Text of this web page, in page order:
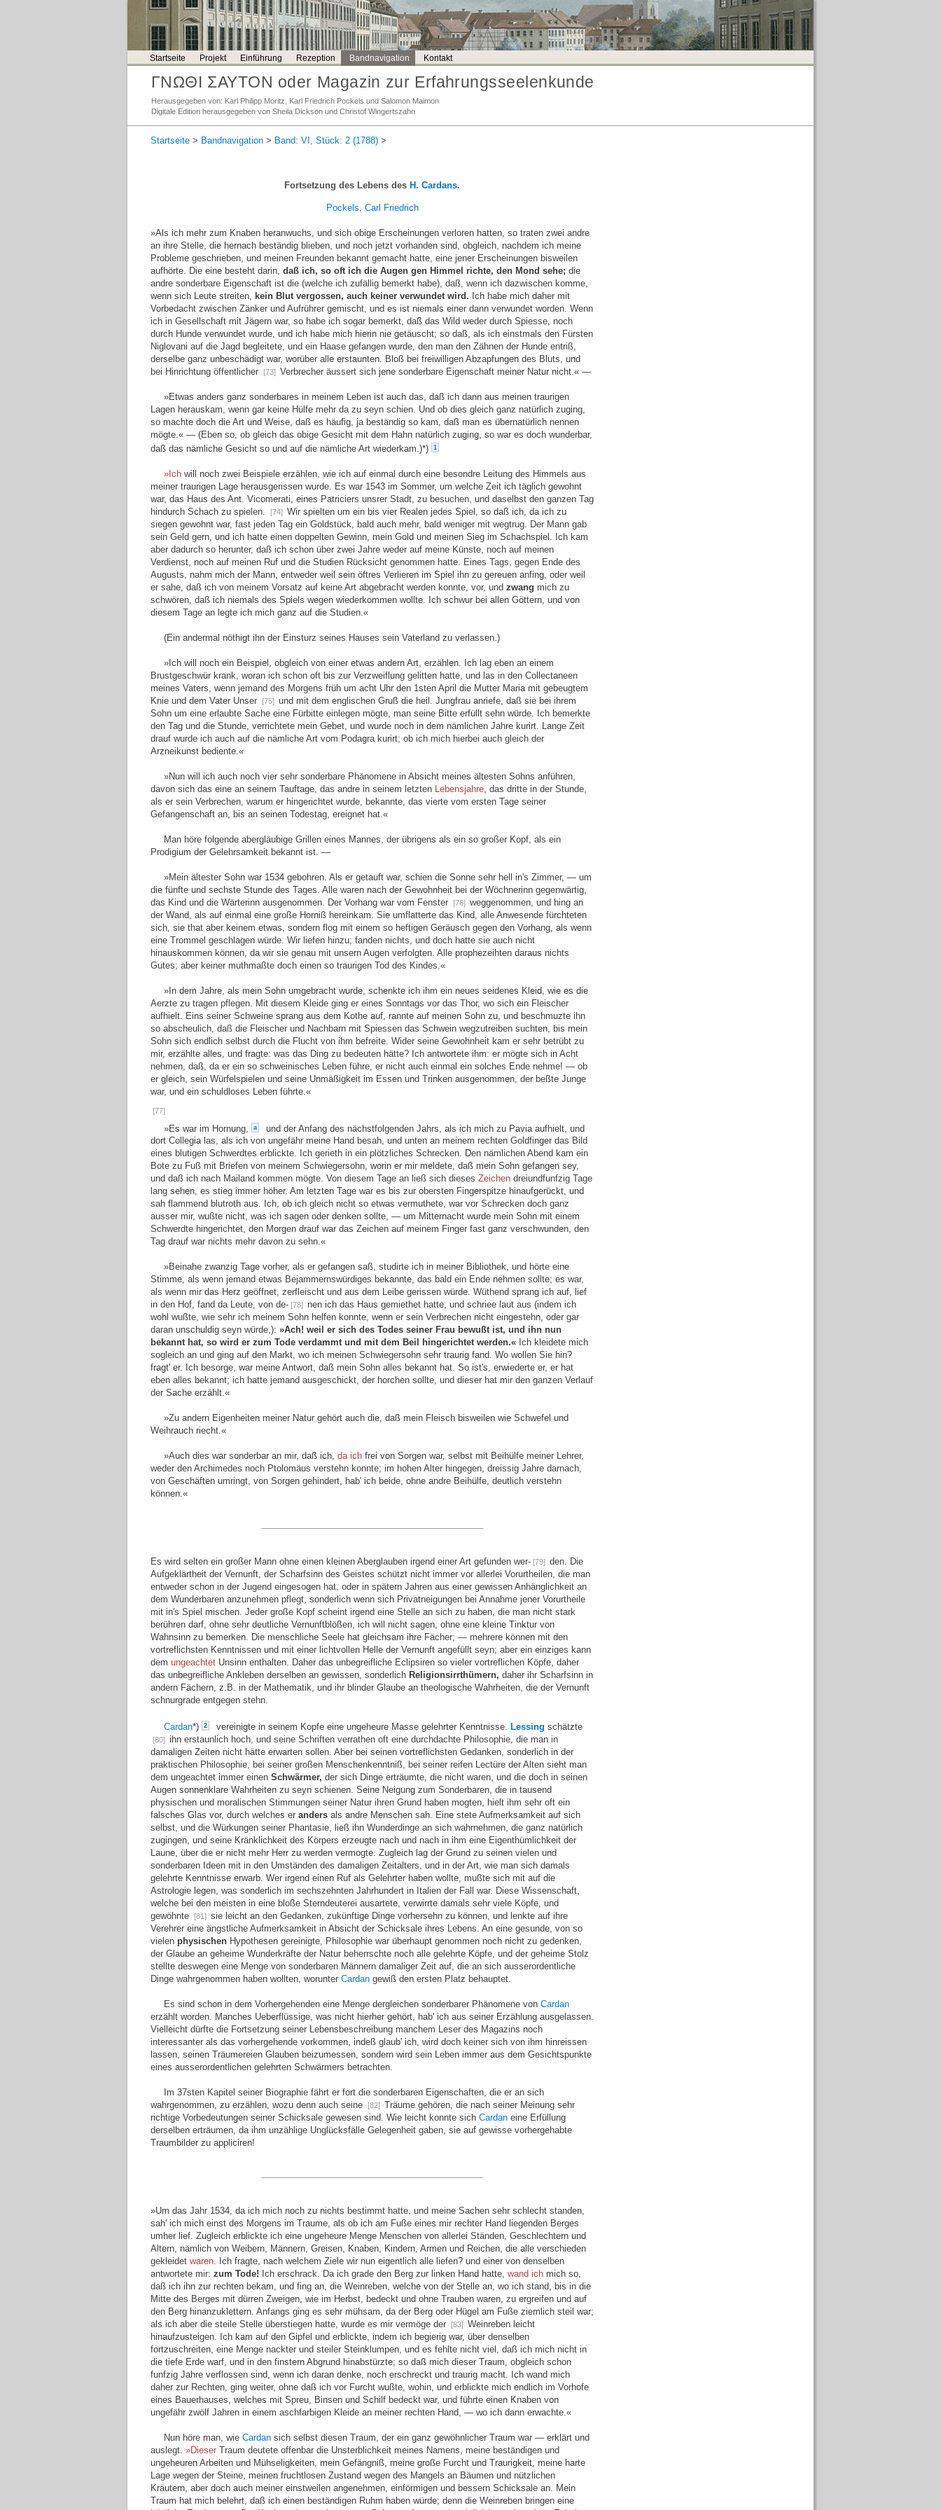
Startseite Projekt Einführung Rezeption Bandnavigation Kontakt
ΓΝΩΘΙ ΣΑΥΤΟΝ oder Magazin zur Erfahrungsseelenkunde
Herausgegeben von: Karl Philipp Moritz, Karl Friedrich Pockels und Salomon Maimon
Digitale Edition herausgegeben von Sheila Dickson und Christof Wingertszahn
Startseite > Bandnavigation > Band: VI, Stück: 2 (1788) >
Fortsetzung des Lebens des H. Cardans.
Pockels, Carl Friedrich
»Als ich mehr zum Knaben heranwuchs, und sich obige Erscheinungen verloren hatten, so traten zwei andre
an ihre Stelle, die hernach beständig blieben, und noch jetzt vorhanden sind, obgleich, nachdem ich meine
Probleme geschrieben, und meinen Freunden bekannt gemacht hatte, eine jener Erscheinungen bisweilen
aufhörte. Die eine besteht darin, daß ich, so oft ich die Augen gen Himmel richte, den Mond sehe; die
andre sonderbare Eigenschaft ist die (welche ich zufällig bemerkt habe), daß, wenn ich dazwischen komme,
wenn sich Leute streiten, kein Blut vergossen, auch keiner verwundet wird. Ich habe mich daher mit
Vorbedacht zwischen Zänker und Aufrührer gemischt, und es ist niemals einer dann verwundet worden. Wenn
ich in Gesellschaft mit Jägern war, so habe ich sogar bemerkt, daß das Wild weder durch Spiesse, noch
durch Hunde verwundet wurde, und ich habe mich hierin nie getäuscht; so daß, als ich einstmals den Fürsten
Niglovani auf die Jagd begleitete, und ein Haase gefangen wurde, den man den Zähnen der Hunde entriß,
derselbe ganz unbeschädigt war, worüber alle erstaunten. Bloß bei freiwilligen Abzapfungen des Bluts, und
bei Hinrichtung öffentlicher
[73] Verbrecher äussert sich jene sonderbare Eigenschaft meiner Natur nicht.« —
»Etwas anders ganz sonderbares in meinem Leben ist auch das, daß ich dann aus meinen traurigen
Lagen herauskam, wenn gar keine Hülfe mehr da zu seyn schien. Und ob dies gleich ganz natürlich zuging,
so machte doch die Art und Weise, daß es häufig, ja beständig so kam, daß man es übernatürlich nennen
mögte.« — (Eben so, ob gleich das obige Gesicht mit dem Hahn natürlich zuging, so war es doch wunderbar,
daß das nämliche Gesicht so und auf die nämliche Art wiederkam.)*)
1
»Ich will noch zwei Beispiele erzählen, wie ich auf einmal durch eine besondre Leitung des Himmels aus
meiner traurigen Lage herausgerissen wurde. Es war 1543 im Sommer, um welche Zeit ich täglich gewohnt
war, das Haus des Ant. Vicomerati, eines Patriciers unsrer Stadt, zu besuchen, und daselbst den ganzen Tag
hindurch Schach zu spielen.
[74] Wir spielten um ein bis vier Realen jedes Spiel, so daß ich, da ich zu
siegen gewohnt war, fast jeden Tag ein Goldstück, bald auch mehr, bald weniger mit wegtrug. Der Mann gab
sein Geld gern, und ich hatte einen doppelten Gewinn, mein Gold und meinen Sieg im Schachspiel. Ich kam
aber dadurch so herunter, daß ich schon über zwei Jahre weder auf meine Künste, noch auf meinen
Verdienst, noch auf meinen Ruf und die Studien Rücksicht genommen hatte. Eines Tags, gegen Ende des
Augusts, nahm mich der Mann, entweder weil sein öftres Verlieren im Spiel ihn zu gereuen anfing, oder weil
er sahe, daß ich von meinem Vorsatz auf keine Art abgebracht werden konnte, vor, und zwang mich zu
schwören, daß ich niemals des Spiels wegen wiederkommen wollte. Ich schwur bei allen Göttern, und von
diesem Tage an legte ich mich ganz auf die Studien.«
(Ein andermal nöthigt ihn der Einsturz seines Hauses sein Vaterland zu verlassen.)
»Ich will noch ein Beispiel, obgleich von einer etwas andern Art, erzählen. Ich lag eben an einem
Brustgeschwür krank, woran ich schon oft bis zur Verzweiflung gelitten hatte, und las in den Collectaneen
meines Vaters, wenn jemand des Morgens früh um acht Uhr den 1sten April die Mutter Maria mit gebeugtem
Knie und dem Vater Unser
[75] und mit dem englischen Gruß die heil. Jungfrau anriefe, daß sie bei ihrem
Sohn um eine erlaubte Sache eine Fürbitte einlegen mögte, man seine Bitte erfüllt sehn würde. Ich bemerkte
den Tag und die Stunde, verrichtete mein Gebet, und wurde noch in dem nämlichen Jahre kurirt. Lange Zeit
drauf wurde ich auch auf die nämliche Art vom Podagra kurirt; ob ich mich hierbei auch gleich der
Arzneikunst bediente.«
»Nun will ich auch noch vier sehr sonderbare Phänomene in Absicht meines ältesten Sohns anführen,
davon sich das eine an seinem Tauftage, das andre in seinem letzten Lebensjahre , das dritte in der Stunde,
als er sein Verbrechen, warum er hingerichtet wurde, bekannte, das vierte vom ersten Tage seiner
Gefangenschaft an, bis an seinen Todestag, ereignet hat.«
Man höre folgende abergläubige Grillen eines Mannes, der übrigens als ein so großer Kopf, als ein
Prodigium der Gelehrsamkeit bekannt ist. —
»Mein ältester Sohn war 1534 gebohren. Als er getauft war, schien die Sonne sehr hell in's Zimmer, — um
die fünfte und sechste Stunde des Tages. Alle waren nach der Gewohnheit bei der Wöchnerinn gegenwärtig,
das Kind und die Wärterinn ausgenommen. Der Vorhang war vom Fenster
[76] weggenommen, und hing an
der Wand, als auf einmal eine große Horniß hereinkam. Sie umflatterte das Kind, alle Anwesende fürchteten
sich, sie that aber keinem etwas, sondern flog mit einem so heftigen Geräusch gegen den Vorhang, als wenn
eine Trommel geschlagen würde. Wir liefen hinzu; fanden nichts, und doch hatte sie auch nicht
hinauskommen können, da wir sie genau mit unsern Augen verfolgten. Alle prophezeihten daraus nichts
Gutes; aber keiner muthmaßte doch einen so traurigen Tod des Kindes.«
»In dem Jahre, als mein Sohn umgebracht wurde, schenkte ich ihm ein neues seidenes Kleid, wie es die
Aerzte zu tragen pflegen. Mit diesem Kleide ging er eines Sonntags vor das Thor, wo sich ein Fleischer
aufhielt. Eins seiner Schweine sprang aus dem Kothe auf, rannte auf meinen Sohn zu, und beschmuzte ihn
so abscheulich, daß die Fleischer und Nachbarn mit Spiessen das Schwein wegzutreiben suchten, bis mein
Sohn sich endlich selbst durch die Flucht von ihm befreite. Wider seine Gewohnheit kam er sehr betrübt zu
mir, erzählte alles, und fragte: was das Ding zu bedeuten hätte? Ich antwortete ihm: er mögte sich in Acht
nehmen, daß, da er ein so schweinisches Leben führe, er nicht auch einmal ein solches Ende nehme! — ob
er gleich, sein Würfelspielen und seine Unmäßigkeit im Essen und Trinken ausgenommen, der beßte Junge
war, und ein schuldloses Leben führte.«
[77]
»Es war im Hornung, a
und der Anfang des nächstfolgenden Jahrs, als ich mich zu Pavia aufhielt, und
dort Collegia las, als ich von ungefähr meine Hand besah, und unten an meinem rechten Goldfinger das Bild
eines blutigen Schwerdtes erblickte. Ich gerieth in ein plötzliches Schrecken. Den nämlichen Abend kam ein
Bote zu Fuß mit Briefen von meinem Schwiegersohn, worin er mir meldete, daß mein Sohn gefangen sey,
und daß ich nach Mailand kommen mögte. Von diesem Tage an ließ sich dieses Zeichen dreiundfunfzig Tage
lang sehen, es stieg immer höher. Am letzten Tage war es bis zur obersten Fingerspitze hinaufgerückt, und
sah flammend blutroth aus. Ich, ob ich gleich nicht so etwas vermuthete, war vor Schrecken doch ganz
ausser mir, wußte nicht, was ich sagen oder denken sollte, — um Mitternacht wurde mein Sohn mit einem
Schwerdte hingerichtet, den Morgen drauf war das Zeichen auf meinem Finger fast ganz verschwunden, den
Tag drauf war nichts mehr davon zu sehn.«
»Beinahe zwanzig Tage vorher, als er gefangen saß, studirte ich in meiner Bibliothek, und hörte eine
Stimme, als wenn jemand etwas Bejammernswürdiges bekannte, das bald ein Ende nehmen sollte; es war,
als wenn mir das Herz geöffnet, zerfleischt und aus dem Leibe gerissen würde. Wüthend sprang ich auf, lief
in den Hof, fand da Leute, von de- [78]
nen ich das Haus gemiethet hatte, und schriee laut aus (indem ich
wohl wußte, wie sehr ich meinem Sohn helfen konnte, wenn er sein Verbrechen nicht eingestehn, oder gar
daran unschuldig seyn würde,): »Ach! weil er sich des Todes seiner Frau bewußt ist, und ihn nun
bekannt hat, so wird er zum Tode verdammt und mit dem Beil hingerichtet werden.« Ich kleidete mich
sogleich an und ging auf den Markt, wo ich meinen Schwiegersohn sehr traurig fand. Wo wollen Sie hin?
fragt' er. Ich besorge, war meine Antwort, daß mein Sohn alles bekannt hat. So ist's, erwiederte er, er hat
eben alles bekannt; ich hatte jemand ausgeschickt, der horchen sollte, und dieser hat mir den ganzen Verlauf
der Sache erzählt.«
»Zu andern Eigenheiten meiner Natur gehört auch die, daß mein Fleisch bisweilen wie Schwefel und
Weihrauch riecht.«
»Auch dies war sonderbar an mir, daß ich,da ich frei von Sorgen war, selbst mit Beihülfe meiner Lehrer,
weder den Archimedes noch Ptolomäus verstehn konnte; im hohen Alter hingegen, dreissig Jahre darnach,
von Geschäften umringt, von Sorgen gehindert, hab' ich beide, ohne andre Beihülfe, deutlich verstehn
können.«
Es wird selten ein großer Mann ohne einen kleinen Aberglauben irgend einer Art gefunden wer- [79] den. Die
Aufgeklärtheit der Vernunft, der Scharfsinn des Geistes schützt nicht immer vor allerlei Vorurtheilen, die man
entweder schon in der Jugend eingesogen hat, oder in spätern Jahren aus einer gewissen Anhänglichkeit an
dem Wunderbaren anzunehmen pflegt, sonderlich wenn sich Privatneigungen bei Annahme jener Vorurtheile
mit in's Spiel mischen. Jeder große Kopf scheint irgend eine Stelle an sich zu haben, die man nicht stark
berühren darf, ohne sehr deutliche Vernunftblößen, ich will nicht sagen, ohne eine kleine Tinktur von
Wahnsinn zu bemerken. Die menschliche Seele hat gleichsam ihre Fächer; — mehrere können mit den
vortreflichsten Kenntnissen und mit einer lichtvollen Helle der Vernunft angefüllt seyn; aber ein einziges kann
dem ungeachtet Unsinn enthalten. Daher das unbegreifliche Eclipsiren so vieler vortreflichen Köpfe, daher
das unbegreifliche Ankleben derselben an gewissen, sonderlich Religionsirrthümern, daher ihr Scharfsinn in
andern Fächern, z.B. in der Mathematik, und ihr blinder Glaube an theologische Wahrheiten, die der Vernunft
schnurgrade entgegen stehn.
Cardan*) 2 vereinigte in seinem Kopfe eine ungeheure Masse gelehrter Kenntnisse. Lessing schätzte
[80] ihn erstaunlich hoch, und seine Schriften verrathen oft eine durchdachte Philosophie, die man in
damaligen Zeiten nicht hätte erwarten sollen. Aber bei seinen vortreflichsten Gedanken, sonderlich in der
praktischen Philosophie, bei seiner großen Menschenkenntniß, bei seiner reifen Lectüre der Alten sieht man
dem ungeachtet immer einen Schwärmer, der sich Dinge erträumte, die nicht waren, und die doch in seinen
Augen sonnenklare Wahrheiten zu seyn schienen. Seine Neigung zum Sonderbaren, die in tausend
physischen und moralischen Stimmungen seiner Natur ihren Grund haben mogten, hielt ihm sehr oft ein
falsches Glas vor, durch welches er anders als andre Menschen sah. Eine stete Aufmerksamkeit auf sich
selbst, und die Würkungen seiner Phantasie, ließ ihn Wunderdinge an sich wahrnehmen, die ganz natürlich
zugingen, und seine Kränklichkeit des Körpers erzeugte nach und nach in ihm eine Eigenthümlichkeit der
Laune, über die er nicht mehr Herr zu werden vermogte. Zugleich lag der Grund zu seinen vielen und
sonderbaren Ideen mit in den Umständen des damaligen Zeitalters, und in der Art, wie man sich damals
gelehrte Kenntnisse erwarb. Wer irgend einen Ruf als Gelehrter haben wollte, mußte sich mit auf die
Astrologie legen, was sonderlich im sechszehnten Jahrhundert in Italien der Fall war. Diese Wissenschaft,
welche bei den meisten in eine bloße Sterndeuterei ausartete, verwirrte damals sehr viele Köpfe, und
gewöhnte
[81] sie leicht an den Gedanken, zukünftige Dinge vorhersehn zu können, und lenkte auf ihre
Verehrer eine ängstliche Aufmerksamkeit in Absicht der Schicksale ihres Lebens. An eine gesunde, von so
vielen physischen Hypothesen gereinigte, Philosophie war überhaupt genommen noch nicht zu gedenken,
der Glaube an geheime Wunderkräfte der Natur beherrschte noch alle gelehrte Köpfe, und der geheime Stolz
stellte deswegen eine Menge von sonderbaren Männern damaliger Zeit auf, die an sich ausserordentliche
Dinge wahrgenommen haben wollten, worunter Cardan gewiß den ersten Platz behauptet.
Es sind schon in dem Vorhergehenden eine Menge dergleichen sonderbarer Phänomene vonCardan
erzählt worden. Manches Ueberflüssige, was nicht hierher gehört, hab' ich aus seiner Erzählung ausgelassen.
Vielleicht dürfte die Fortsetzung seiner Lebensbeschreibung manchem Leser des Magazins noch
interessanter als das vorhergehende vorkommen, indeß glaub' ich, wird doch keiner sich von ihm hinreissen
lassen, seinen Träumereien Glauben beizumessen, sondern wird sein Leben immer aus dem Gesichtspunkte
eines ausserordentlichen gelehrten Schwärmers betrachten.
Im 37sten Kapitel seiner Biographie fährt er fort die sonderbaren Eigenschaften, die er an sich
wahrgenommen, zu erzählen, wozu denn auch seine
[82] Träume gehören, die nach seiner Meinung sehr
richtige Vorbedeutungen seiner Schicksale gewesen sind. Wie leicht konnte sich Cardan eine Erfüllung
derselben erträumen, da ihm unzählige Unglücksfälle Gelegenheit gaben, sie auf gewisse vorhergehabte
Traumbilder zu appliciren!
»Um das Jahr 1534, da ich mich noch zu nichts bestimmt hatte, und meine Sachen sehr schlecht standen,
sah' ich mich einst des Morgens im Traume, als ob ich am Fuße eines mir rechter Hand liegenden Berges
umher lief. Zugleich erblickte ich eine ungeheure Menge Menschen von allerlei Ständen, Geschlechtern und
Altern, nämlich von Weibern, Männern, Greisen, Knaben, Kindern, Armen und Reichen, die alle verschieden
gekleidet waren. Ich fragte, nach welchem Ziele wir nun eigentlich alle liefen? und einer von denselben
antwortete mir: zum Tode! Ich erschrack. Da ich grade den Berg zur linken Hand hatte, wand ich mich so,
daß ich ihn zur rechten bekam, und fing an, die Weinreben, welche von der Stelle an, wo ich stand, bis in die
Mitte des Berges mit dürren Zweigen, wie im Herbst, bedeckt und ohne Trauben waren, zu ergreifen und auf
den Berg hinanzuklettern. Anfangs ging es sehr mühsam, da der Berg oder Hügel am Fuße ziemlich steil war;
als ich aber die steile Stelle überstiegen hatte, wurde es mir vermöge der
[83] Weinreben leicht
hinaufzusteigen. Ich kam auf den Gipfel und erblickte, indem ich begierig war, über denselben
fortzuschreiten, eine Menge nackter und steiler Steinklumpen, und es fehlte nicht viel, daß ich mich nicht in
die tiefe Erde warf, und in den finstern Abgrund hinabstürzte; so daß mich dieser Traum, obgleich schon
funfzig Jahre verflossen sind, wenn ich daran denke, noch erschreckt und traurig macht. Ich wand mich
daher zur Rechten, ging weiter, ohne daß ich vor Furcht wußte, wohin, und erblickte mich endlich im Vorhofe
eines Bauerhauses, welches mit Spreu, Binsen und Schilf bedeckt war, und führte einen Knaben von
ungefähr zwölf Jahren in einem aschfarbigen Kleide an meiner rechten Hand, — wo ich dann erwachte.«
Nun höre man, wieCardan sich selbst diesen Traum, der ein ganz gewöhnlicher Traum war — erklärt und
auslegt. »Dieser Traum deutete offenbar die Unsterblichkeit meines Namens, meine beständigen und
ungeheuren Arbeiten und Mühseligkeiten, mein Gefängniß, meine große Furcht und Traurigkeit, meine harte
Lage wegen der Steine, meinen fruchtlosen Zustand wegen des Mangels an Bäumen und nützlichen
Kräutern, aber doch auch meiner einstweilen angenehmen, einförmigen und bessern Schicksale an. Mein
Traum hat mich belehrt, daß ich einen beständigen Ruhm haben würde; denn die Weinreben bringen eine